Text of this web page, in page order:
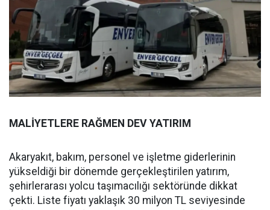
MALİYETLERE RAĞMEN DEV YATIRIM
Akaryakıt, bakım, personel ve işletme giderlerinin
yükseldiği bir dönemde gerçekleştirilen yatırım,
şehirlerarası yolcu taşımacılığı sektöründe dikkat
çekti. Liste fiyatı yaklaşık 30 milyon TL seviyesinde